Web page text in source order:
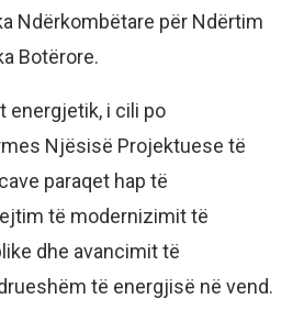
Ndërkombëtare për Ndërtim
Botërore.
energjetik, i cili po
Njësisë Projektuese të
paraqet hap të
të modernizimit të
dhe avancimit të
të energjisë në vend.